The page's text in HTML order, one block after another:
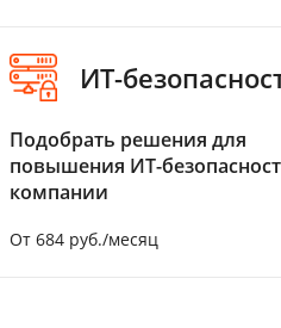
ИТ-
Подобрать решения для
повышения ИТ-
компании
От 684 руб./месяц